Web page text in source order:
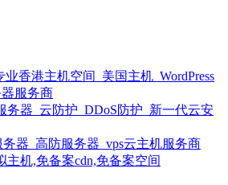
香港主机空间_美国主机_WordPress
服务商
务器_云防护_DDoS防护_新一代云安
器_高防服务器_vps云主机服务商
主机,免备案cdn,免备案空间